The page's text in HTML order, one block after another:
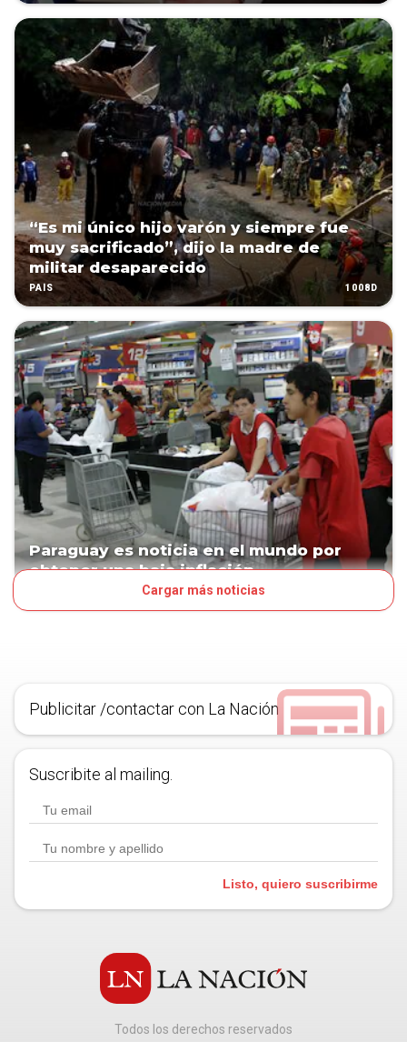
“Es mi único hijo varón y siempre fue
muy sacrificado”, dijo la madre de
militar desaparecido
PAÍS 1008D
Paraguay es noticia en el mundo por
obtener una baja inflación
Cargar más noticias
Publicitar /contactar con La Nación
Suscribite al mailing.
Listo, quiero suscribirme
Todos los derechos reservados